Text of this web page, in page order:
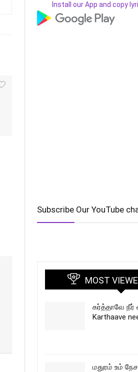
Install our App and copy
Subscribe Our YouTube
MOST
கர்த்தாவே
Karthaave
மதுரம் உம்